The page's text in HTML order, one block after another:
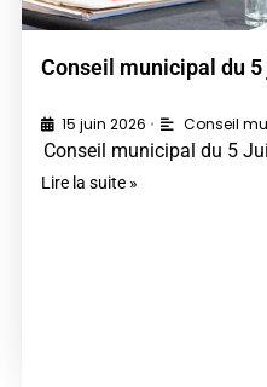
Conseil municipal du
15 juin 2026 • Conseil
Conseil municipal du 5
Lire la suite »